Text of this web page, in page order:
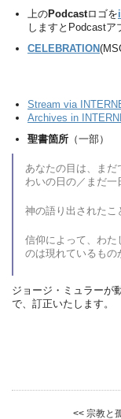
上のPodcastロゴを
しますとPodcastア
CELEBRATION
Stream via
Archives in
聖書箇所 （一部）
あなたの目は、まだ
わいの日の／まだ一
神の語り出されたこ
信仰によって、わた
のは現れているもの
ジョージ・ミュラーが
で、訂正いたします。
宗教と